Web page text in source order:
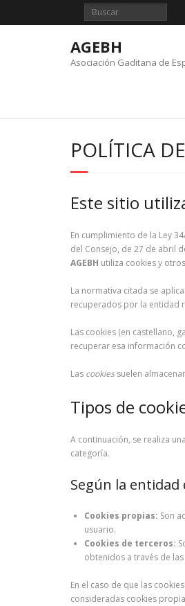
AGEBH
Asociación Gaditana de
POLÍTICA
Este sitio
En cumplimiento de la Ley
del Consejo, de 27 de abril
AGEBH utiliza cookies y
La normativa citada se
recuperados por la entidad
Las cookies (en castellano,
recuperar esa información
Las cookies suelen
Tipos de
A continuación, se realiza
categoría.
Según la
Cookies propias: Son
usuario.
Cookies de terceros:
obtenidos a través de
En el caso de que las
consideradas cookies